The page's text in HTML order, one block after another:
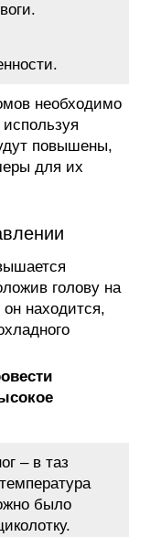
необходимо
повышены,
для их
голову на
находится,
– в таз
было